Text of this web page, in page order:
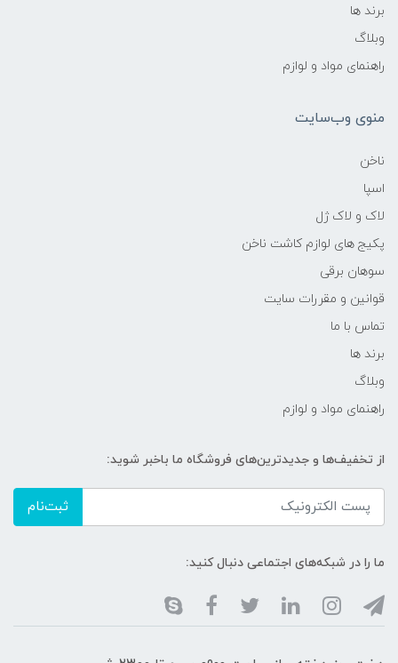
برند ها
وبلاگ
راهنمای مواد و لوازم
منوی وب‌سایت
ناخن
اسپا
لاک و لاک ژل
پکیج های لوازم کاشت ناخن
سوهان برقی
قوانین و مقررات سایت
تماس با ما
برند ها
وبلاگ
راهنمای مواد و لوازم
از تخفیف‌ها و جدیدترین‌های فروشگاه ما باخبر شوید:
ثبت‌نام
ما را در شبکه‌های اجتماعی دنبال کنید: